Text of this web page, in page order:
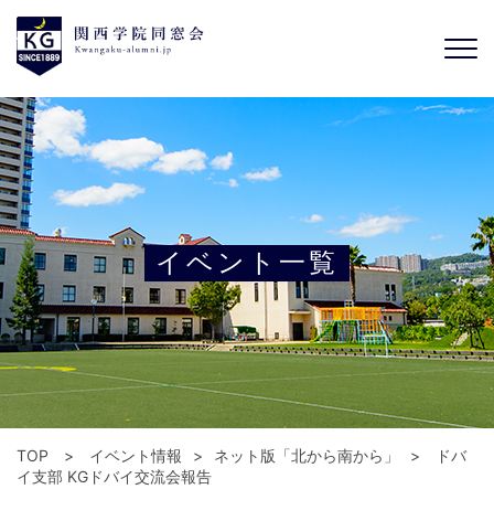
イベント一覧
TOP イベント情報 ネット版「北から南から」
ドバ
イ支部 KGドバイ交流会報告